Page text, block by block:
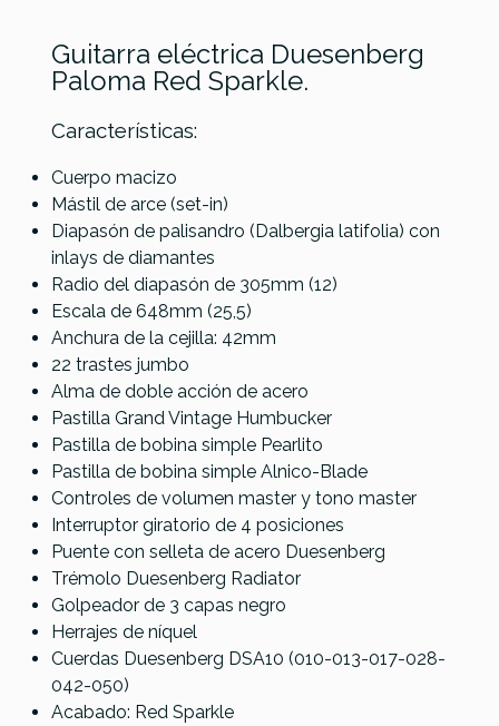
Guitarra eléctrica Duesenberg
Paloma Red Sparkle.
Características:
Cuerpo macizo
Mástil de arce (set-in)
Diapasón de palisandro (Dalbergia latifolia) con
inlays de diamantes
Radio del diapasón de 305mm (12)
Escala de 648mm (25,5)
Anchura de la cejilla: 42mm
22 trastes jumbo
Alma de doble acción de acero
Pastilla Grand Vintage Humbucker
Pastilla de bobina simple Pearlito
Pastilla de bobina simple Alnico-Blade
Controles de volumen master y tono master
Interruptor giratorio de 4 posiciones
Puente con selleta de acero Duesenberg
Trémolo Duesenberg Radiator
Golpeador de 3 capas negro
Herrajes de níquel
Cuerdas Duesenberg DSA10 (010-013-017-028-
042-050)
Acabado: Red Sparkle
Referencia GUITELEDUS016